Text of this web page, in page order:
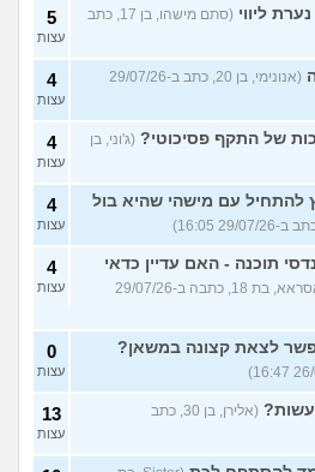
ליווי
(סתם מישהו, בן 17, כתב
5
עצות
(אנונימי, בן 20, כתב ב-29/07/26
4
עצות
של התקף פסיכוטי? (ג'וני, בן
4
עצות
להתחיל עם מישהי שהיא בול
4
עצות
תוכנה - האם עדיין כדאי
(אסראא, בת 18, כתבה ב-29/07/26
4
עצות
לצאת קצונה במשאן? 0
עצות
(אלירן, בן 30, כתב
13
עצות